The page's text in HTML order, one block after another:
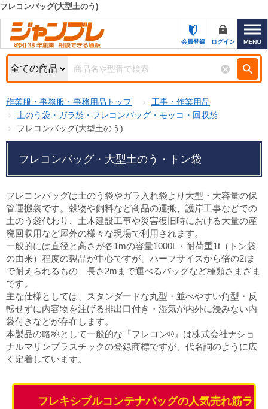
カテゴリー一覧
お知らせ
特集・キャンペーン一覧
初めての方へ
お問い合わせ
サポート＆ヘルプ
ジャンブレの特長
新規登録キャンペーン
名入れ刺繍
メーカーカタログ一覧
カタログ請求（無料）
キーワード検索
検索条件
商品カテゴリから選ぶ
商品ステータスで絞る
キャンペーン
おすすめ
NEW
売れ筋
オリジナル
処分品
販売終了
販売価格(税抜き)で絞る
円から
円まで
フレコンバッグ(大型土のう)
会員登録 ログイン
作業服・事務服・事務用品トップ
工事・作業用品
土のう袋・ガラ袋・フレコンバッグ・モッコ・回収袋
フレコンバッグ(大型土のう)
フレコンバッグ・大型土のう・トン袋
フレコンバッグは土のう袋やガラ入れ袋より大型・大容量の保
管運搬袋です。穀物や飼料など商品の運搬、護岸工事などでの
土のう袋代わり、土木建設工事や災害復旧時における大量の産
廃回収用など屋外の様々な現場で利用されます。
一般的には直径と高さが各1mの容量1000L・耐荷重1t（トン袋
の由来）程度の製品が中心ですが、ハーフサイズから倍の2tま
で耐えられるもの、長さ2mまで運べるバッグなど種類さまざま
です。
主な仕様としては、スタンダードな丸型・並べやすい角型・反
転せずに内容物を注げる排出口付き・湿気が内外に浸みない内
袋付きなどが存在します。
本製品の略称として一般的な『フレコン®』は株式会社ナショ
ナルマリンプラスチックの登録商標ですが、代名詞のように広
く定着しています。
フレキシブルコンテナバッグの人気売れ筋ラ